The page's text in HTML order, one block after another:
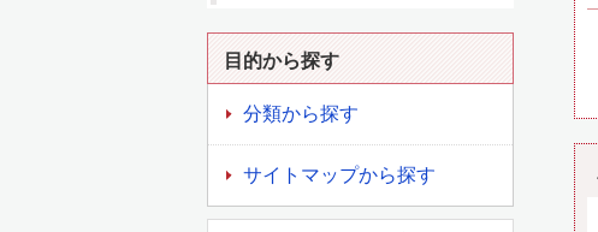
目的から探す
分類から探す
サイトマップから探す